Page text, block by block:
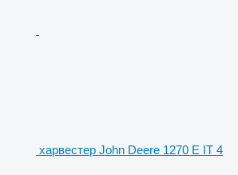
харвестер John Deere 1270 E IT 4